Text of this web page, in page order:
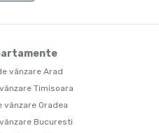
vânzare Arad
Timisoara
Oradea
Bucuresti